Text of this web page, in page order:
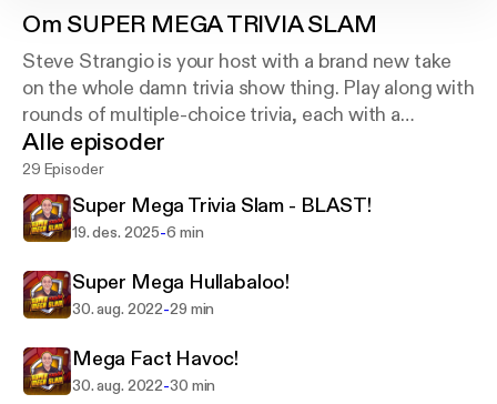
Om SUPER MEGA TRIVIA SLAM
Steve Strangio is your host with a brand new take
on the whole damn trivia show thing. Play along with
rounds of multiple-choice trivia, each with a
different theme. . As always, shout out the answers
and keep your own damn score!
Alle episoder
29 Episoder
Super Mega Trivia Slam - BLAST!
19. des. 2025-6 min
Super Mega Hullabaloo!
30. aug. 2022-29 min
Mega Fact Havoc!
30. aug. 2022-30 min